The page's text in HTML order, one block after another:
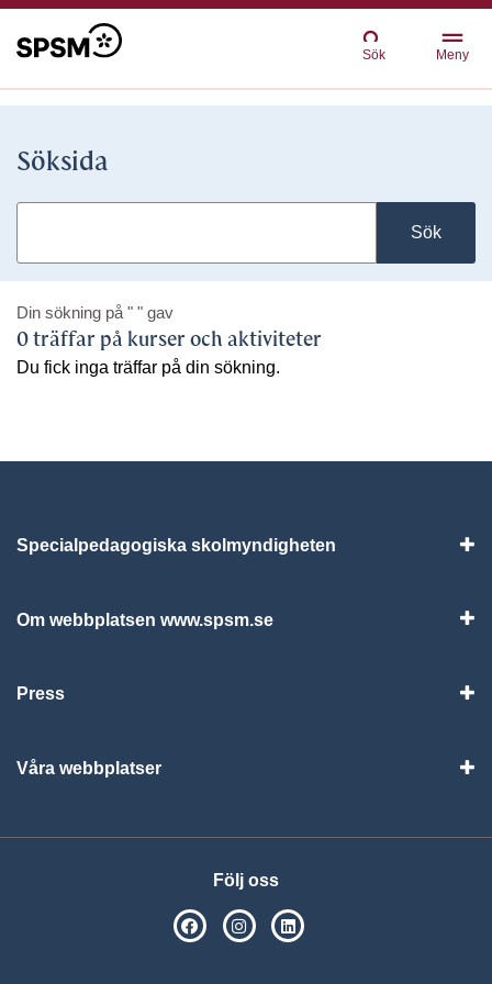
Sök Meny
Söksida
Sök
Din sökning på " " gav
0 träffar på kurser och aktiviteter
Du fick inga träffar på din sökning.
Specialpedagogiska skolmyndigheten
Om webbplatsen www.spsm.se
Press
Våra webbplatser
Följ oss
SPSM på Facebook
SPSM på Instagram